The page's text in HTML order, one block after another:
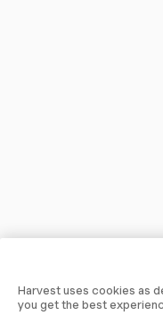
Harvest uses cookies as
you get the best